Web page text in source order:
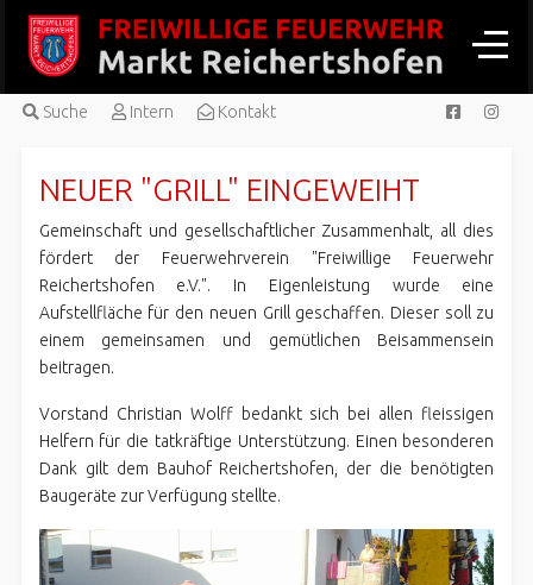
Suche Intern Kontakt
NEUER "GRILL" EINGEWEIHT
Gemeinschaft und gesellschaftlicher Zusammenhalt, all dies
fördert der Feuerwehrverein "Freiwillige Feuerwehr
Reichertshofen e.V.". In Eigenleistung wurde eine
Aufstellfläche für den neuen Grill geschaffen. Dieser soll zu
einem gemeinsamen und gemütlichen Beisammensein
beitragen.
Vorstand Christian Wolff bedankt sich bei allen fleissigen
Helfern für die tatkräftige Unterstützung. Einen besonderen
Dank gilt dem Bauhof Reichertshofen, der die benötigten
Baugeräte zur Verfügung stellte.